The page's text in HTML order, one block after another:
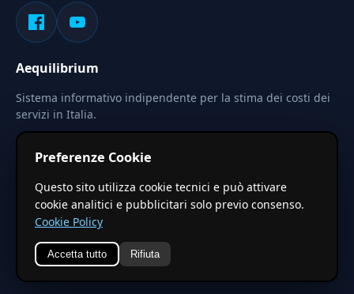
Aequilibrium
Sistema informativo indipendente per la stima dei costi dei
servizi in Italia.
Le stime pubblicate sono calcolate tramite coefficienti
territoriali regionali applicati a valori base nazionali. Non
costituiscono preventivo ufficiale.
© 2026 Aequilibrium — Un progetto di vxd.mobi
Preferenze Cookie
Questo sito utilizza cookie tecnici e può attivare
cookie analitici e pubblicitari solo previo consenso.
Cookie Policy
Accetta tutto Rifiuta